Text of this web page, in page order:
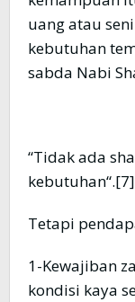
uang atau
kebutuhan
sabda Nabi
“Tidak ada
kebutuhan“.[7]
Tetapi
1-Kewajiban
kondisi kaya